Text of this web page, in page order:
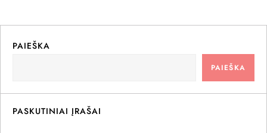
g
c
PAIEŠKA
PAIEŠKA
PASKUTINIAI ĮRAŠAI